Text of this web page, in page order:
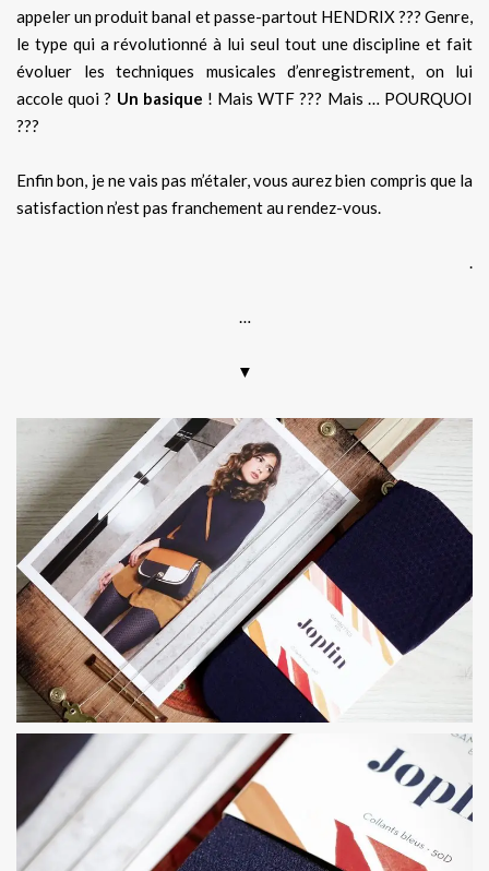
appeler un produit banal et passe-partout HENDRIX ??? Genre,
le type qui a révolutionné à lui seul tout une discipline et fait
évoluer les techniques musicales d’enregistrement, on lui
accole quoi ? Un basique ! Mais WTF ??? Mais … POURQUOI
???
Enfin bon, je ne vais pas m’étaler, vous aurez bien compris que la
satisfaction n’est pas franchement au rendez-vous.
.
…
▼